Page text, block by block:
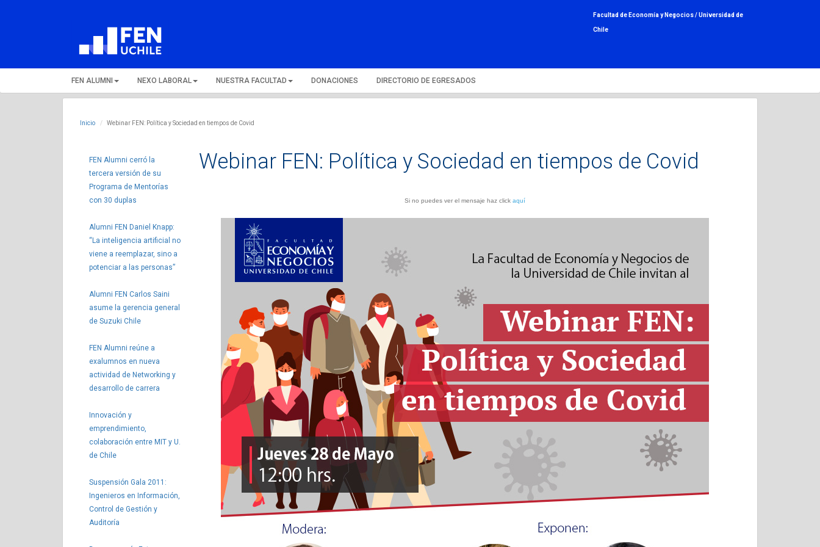
Facultad de Economía y Negocios /Universidad de
Chile
FEN ALUMNI NEXO LABORAL NUESTRA FACULTAD DONACIONES DIRECTORIO DE EGRESADOS
Inicio Webinar FEN: Política y Sociedad en tiempos de Covid
FEN Alumni cerró la
tercera versión de su
Programa de Mentorías
con 30 duplas
Alumni FEN Daniel Knapp:
“La inteligencia artificial no
viene a reemplazar, sino a
potenciar a las personas”
Alumni FEN Carlos Saini
asume la gerencia general
de Suzuki Chile
FEN Alumni reúne a
exalumnos en nueva
actividad de Networking y
desarrollo de carrera
Innovación y
emprendimiento,
colaboración entre MIT y U.
de Chile
Suspensión Gala 2011:
Ingenieros en Información,
Control de Gestión y
Auditoría
Webinar FEN: Política y Sociedad en tiempos de Covid
Si no puedes ver el mensaje haz clickaquí